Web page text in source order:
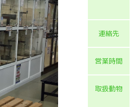
連絡先
営業時間
取扱動物